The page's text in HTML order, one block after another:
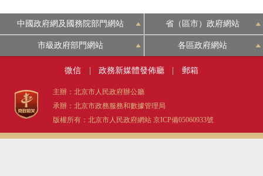
中國政府網及國務院部門網站 省（區市）政府網站
市級政府部門網站 各區政府網站
微信 政務新媒體發佈廳 郵箱
主辦：北京市人民政府辦公廳
承辦：北京市政務服務和數據管理局
版權所有：北京市人民政府網站 京ICP備05060933號